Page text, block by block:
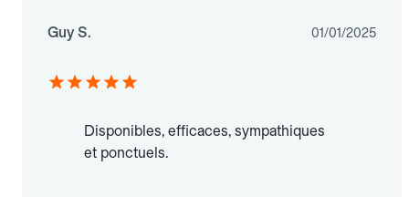
Guy S. 01/01/2025
Disponibles, efficaces, sympathiques
et ponctuels.